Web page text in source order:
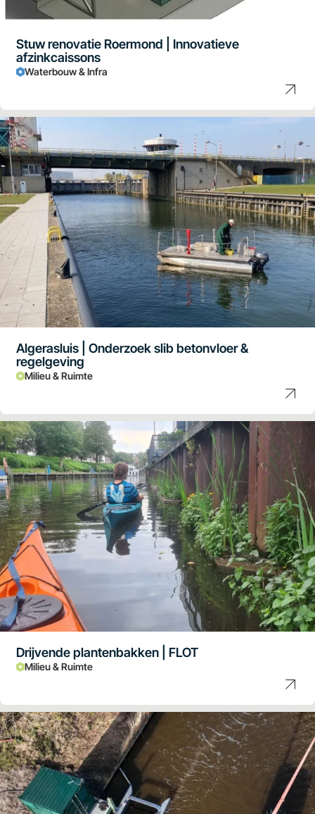
Stuw renovatie Roermond | Innovatieve
afzinkcaissons
Waterbouw & Infra
Algerasluis | Onderzoek slib betonvloer &
regelgeving
Milieu & Ruimte
Drijvende plantenbakken | FLOT
Milieu & Ruimte